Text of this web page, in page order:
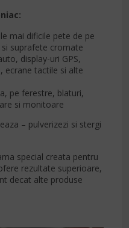
mai dificile pete de pe
suprafete cromate
display-uri GPS,
ecrane tactile si alte
pe ferestre, blaturi,
si monitoare
– pulverizezi si stergi
special creata pentru
rezultate superioare,
decat alte produse